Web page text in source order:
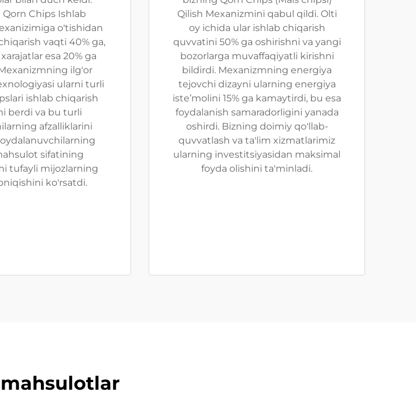
Chips Ishlab
o'tishidan
vaqti 40% ga,
esa 20% ga
ilg'or
ularni turli
ishlab chiqarish
berdi va bu turli
afzalliklarini
sifatining
tufayli mijozlarning
ko'rsatdi.
Qilish Mexanizmini qabul qildi. Olti
oy ichida ular ishlab chiqarish
quvvatini 50% ga oshirishni va yangi
bozorlarga muvaffaqiyatli kirishni
bildirdi. Mexanizmning energiya
tejovchi dizayni ularning energiya
iste’molini 15% ga kamaytirdi, bu esa
foydalanish samaradorligini yanada
oshirdi. Bizning doimiy qo'llab-
quvvatlash va ta'lim xizmatlarimiz
ularning investitsiyasidan maksimal
foyda olishini ta'minladi.
mahsulotlar